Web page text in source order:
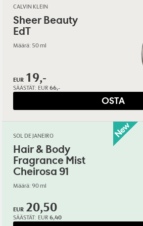
CALVIN KLEIN
Sheer Beauty
EdT
Määrä: 50 ml
EUR 19,-
SÄÄSTÄT: EUR 66,-
OSTA
SOL DE JANEIRO
Hair & Body
Fragrance Mist
Cheirosa 91
Määrä: 90 ml
EUR 20,50
SÄÄSTÄT: EUR 6,40